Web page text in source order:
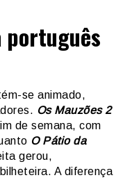
se animado,
Os Mauzões 2
de semana, com
O Pátio da
gerou,
A diferença